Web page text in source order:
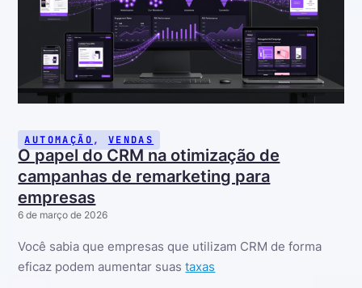
AUTOMAÇÃO , VENDAS
O papel do CRM na otimização de
campanhas de remarketing para
empresas
6 de março de 2026
Você sabia que empresas que utilizam CRM de forma
eficaz podem aumentar suastaxas